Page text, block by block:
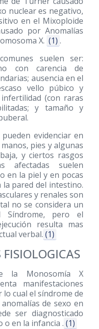
nuclear es negativo,
en el Mixoploide
por Anomalías
X. (1) .
suelen ser:
con carencia de
ausencia en el
vello púbico y
(con raras
y tamaño y
evidenciar en
pies y algunas
y ciertos rasgos
afectadas suelen
en la piel y en pocas
la pared del intestino.
y renales son
no se considera un
Síndrome, pero el
resulta mas
verbal. (1)
la Monosomía X
manifestaciones
cual el síndrome de
de sexo en
ser diagnosticado
o en la infancia . (1)